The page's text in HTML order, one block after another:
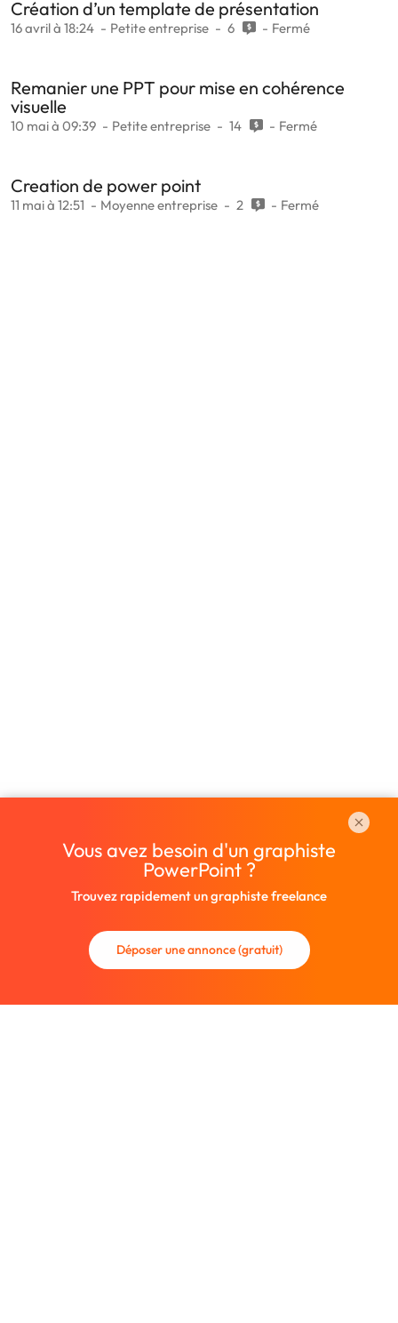
Création d’un template de présentation
16 avril à 18:24 Petite entreprise 6 Fermé
Remanier une PPT pour mise en cohérence
visuelle
10 mai à 09:39 Petite entreprise 14 Fermé
Creation de power point
11 mai à 12:51 Moyenne entreprise 2 Fermé
Vous avez besoin d'un graphiste
PowerPoint ?
Trouvez rapidement un graphiste freelance
Déposer une annonce (gratuit)